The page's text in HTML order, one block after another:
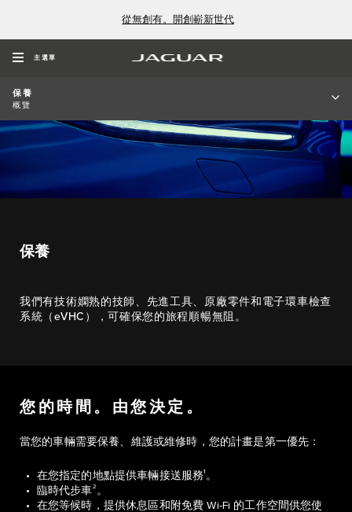
從無創有。開創嶄新世代
主選單
保養
概覽
保養
我們有技術嫻熟的技師、先進工具、原廠零件和電子環車檢查
系統（eVHC），可確保您的旅程順暢無阻。
您的時間。由您決定。
當您的車輛需要保養、維護或維修時，您的計畫是第一優先：
• 在您指定的地點提供車輛接送服務1 。
• 臨時代步車2 。
• 在您等候時，提供休息區和附免費 Wi-Fi 的工作空間供您使